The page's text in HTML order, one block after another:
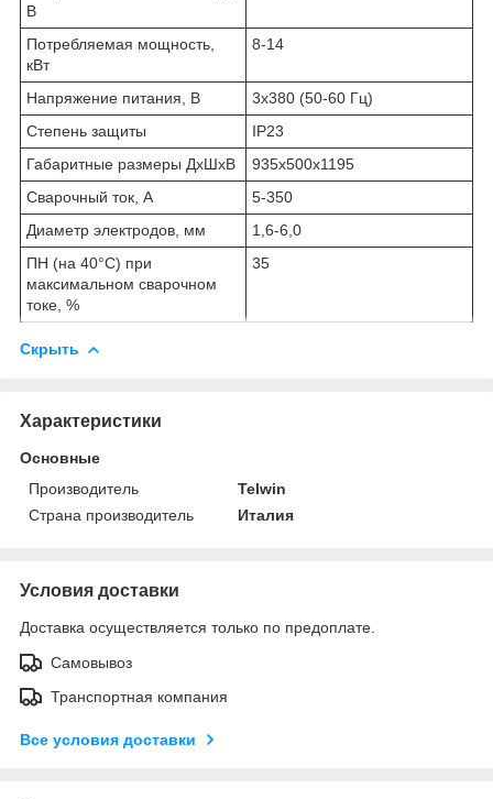
В
Потребляемая мощность,
кВт
8-14
Напряжение питания, В
3х380 (50-60 Гц)
Степень защиты
IP23
Габаритные размеры ДхШхВ
935х500х1195
Сварочный ток, А
5-350
Диаметр электродов, мм
1,6-6,0
ПН (на 40°С) при
максимальном сварочном
токе, %
35
Скрыть
Характеристики
Основные
Производитель
Telwin
Страна производитель
Италия
Условия доставки
Доставка осуществляется только по предоплате.
Самовывоз
Транспортная компания
Все условия доставки